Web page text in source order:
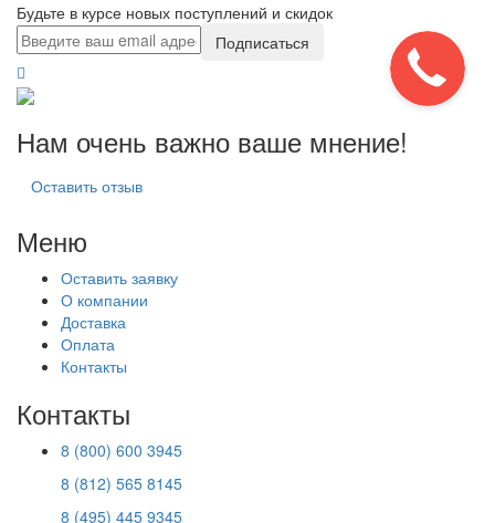
Будьте в курсе новых поступлений и скидок
Подписаться
Нам очень важно ваше мнение!
Оставить отзыв
Меню
Оставить заявку
О компании
Доставка
Оплата
Контакты
Контакты
8 (800) 600 3945
8 (812) 565 8145
8 (495) 445 9345